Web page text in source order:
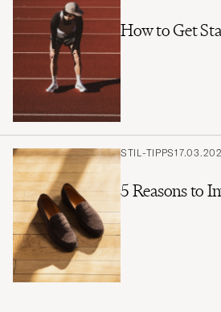
How to Get
STIL-TIPPS
5 Reasons to